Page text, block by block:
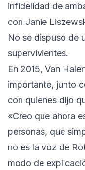
infidelidad de
con Janie
No se dispuso de
supervivientes.
En 2015, Van
importante, junto
con quienes dijo
«Creo que ahora
personas, que
no es la voz de
modo de